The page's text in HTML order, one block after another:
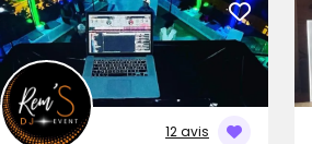
12 avis